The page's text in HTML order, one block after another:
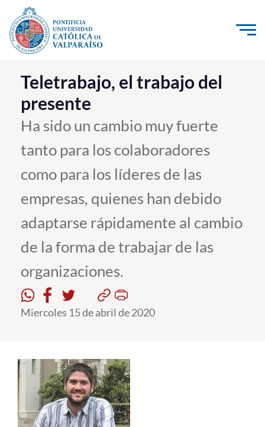
Click acá para ir directamente al contenido
La Universidad
Investigación, Creación e Innovación
PUCV Internacional
Vinculación con el Medio
Admisión
Estudiantes
Académicos
Alumni
English
Teletrabajo, el trabajo del
presente
Ha sido un cambio muy fuerte
tanto para los colaboradores
como para los líderes de las
empresas, quienes han debido
adaptarse rápidamente al cambio
de la forma de trabajar de las
organizaciones.
Miercoles 15 de abril de 2020